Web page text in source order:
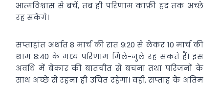
आत्मविश्वास से बचें, तब ही परिणाम काफ़ी हद तक अच्छे
रह सकेंगे।
सप्ताहांत अर्थात 8 मार्च की रात 9:20 से लेकर 10 मार्च की
शाम 8:40 के मध्य परिणाम मिले-जुले रह सकते हैं। इस
अवधि में बेकार की बातचीत से बचना तथा परिजनों के
साथ अच्छे से रहना ही उचित रहेगा। वहीं, सप्ताह के अंतिम